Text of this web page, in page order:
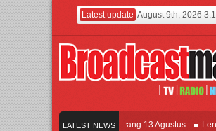
Latest update August 9th, 2026
LATEST NEWS
KETOK MEJIK Siap Tayang 13 Agustus Lenny